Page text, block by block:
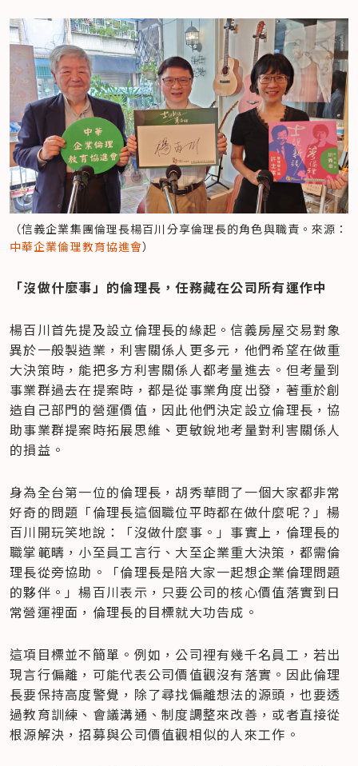
（信義企業集團倫理長楊百川分享倫理長的角色與職責。來源：
中華企業倫理教育協進會）
「沒做什麼事」的倫理長，任務藏在公司所有運作中
楊百川首先提及設立倫理長的緣起。信義房屋交易對象
異於一般製造業，利害關係人更多元，他們希望在做重
大決策時，能把多方利害關係人都考量進去。但考量到
事業群過去在提案時，都是從事業角度出發，著重於創
造自己部門的營運價值，因此他們決定設立倫理長，協
助事業群提案時拓展思維、更敏銳地考量對利害關係人
的損益。
身為全台第一位的倫理長，胡秀華問了一個大家都非常
好奇的問題「倫理長這個職位平時都在做什麼呢？」楊
百川開玩笑地說：「沒做什麼事。」事實上，倫理長的
職掌範疇，小至員工言行、大至企業重大決策，都需倫
理長從旁協助。「倫理長是陪大家一起想企業倫理問題
的夥伴。」楊百川表示，只要公司的核心價值落實到日
常營運裡面，倫理長的目標就大功告成。
這項目標並不簡單。例如，公司裡有幾千名員工，若出
現言行偏離，可能代表公司價值觀沒有落實。因此倫理
長要保持高度警覺，除了尋找偏離想法的源頭，也要透
過教育訓練、會議溝通、制度調整來改善，或者直接從
根源解決，招募與公司價值觀相似的人來工作。